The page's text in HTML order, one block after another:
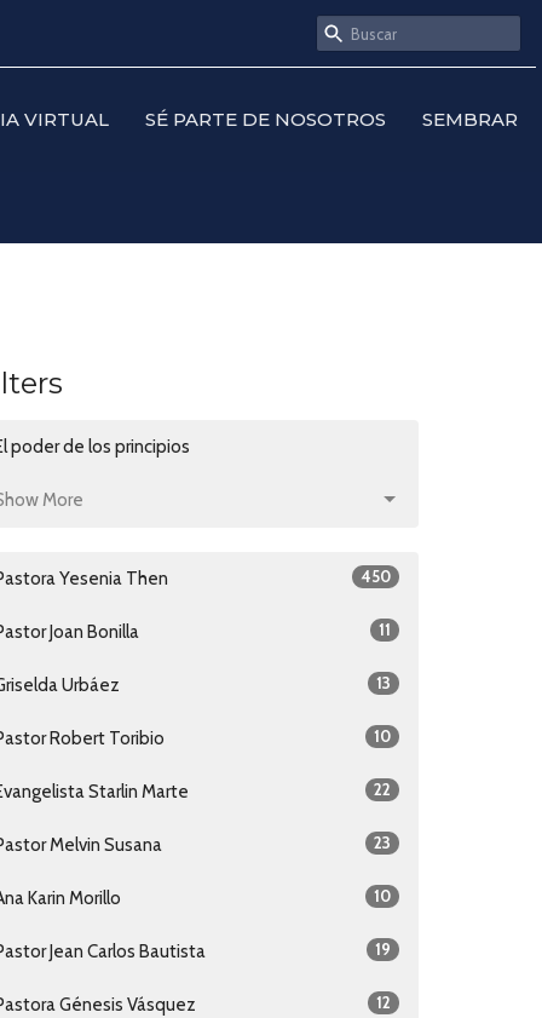
VIRTUAL SÉ PARTE DE NOSOTROS SEMBRAR
poder de los principios
More
Yesenia Then 450
Joan Bonilla 11
Urbáez 13
Robert Toribio 10
Starlin Marte 22
Melvin Susana 23
Karin Morillo 10
Jean Carlos Bautista 19
Génesis Vásquez 12